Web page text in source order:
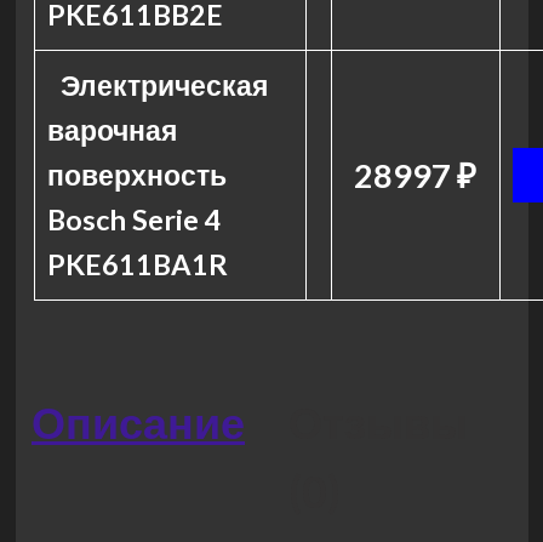
PKE611BB2E
Электрическая
варочная
поверхность
Bosch Serie 4
PKE611BA1R
28997 ₽
Описание